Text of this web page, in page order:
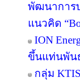
พัฒนาการ
แนวคิด
ION
ขึ้นแท่นพัน
กลุ่ม